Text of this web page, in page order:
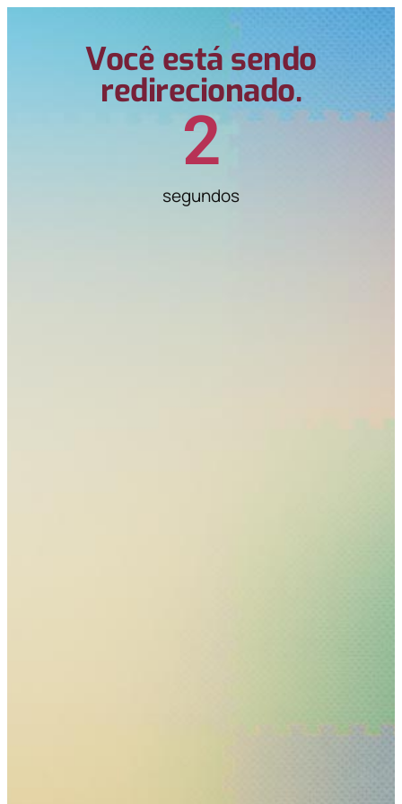
Você está sendo
redirecionado.
segundos
1